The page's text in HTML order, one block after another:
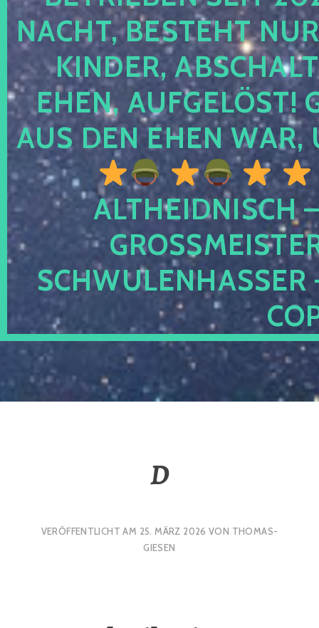
CHT, BESTEHT NUR
NDER,
EN, AUFGELÖST!
S DEN EHEN WAR,
ALTHEIDNISCH
CHWULENHASSER
D
VERÖFFENTLICHT AM 25. MÄRZ 2026 VON THOMAS-
GIESEN